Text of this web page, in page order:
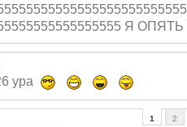
55555 Я
ура
1 2